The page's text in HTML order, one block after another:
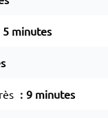
5 minutes
9 minutes